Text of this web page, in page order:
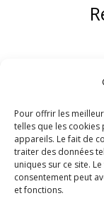
Pour offrir les
telles que les
appareils. Le fait de
traiter des données
uniques sur ce site.
consentement peut
et fonctions.